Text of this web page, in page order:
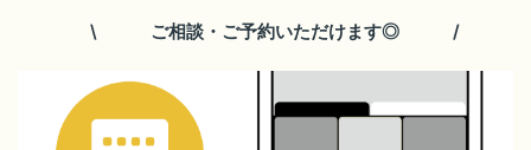
\ ご相談・ご予約いただけます◎ /